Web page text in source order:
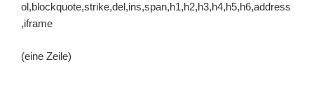
ol,blockquote,strike,del,ins,span,h1,h2,h3,h4,h5,h6,address
,iframe
(eine Zeile)